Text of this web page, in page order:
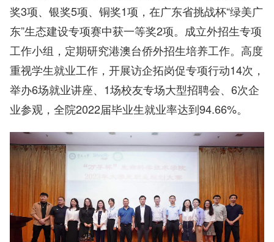
奖3项、银奖5项、铜奖1项，在广东省挑战杯“绿美广
东”生态建设专项赛中获一等奖2项。成立外招生专项
工作小组，定期研究港澳台侨外招生培养工作。高度
重视学生就业工作，开展访企拓岗促专项行动14次，
举办6场就业讲座、1场校友专场大型招聘会、6次企
业参观，全院2022届毕业生就业率达到94.66%。